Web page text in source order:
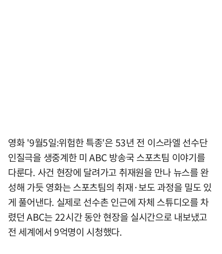
영화 '9월5일:위험한 특종'은 53년 전 이스라엘 선수단
인질극을 생중계한 미 ABC 방송국 스포츠팀 이야기를
다룬다. 사건 현장에 달려가고 취재원을 만나 뉴스를 완
성해 가듯 영화는 스포츠팀의 취재·보도 과정을 밀도 있
게 풀어낸다. 실제로 선수촌 인근에 자체 스튜디오를 차
렸던 ABC는 22시간 동안 현장을 실시간으로 내보냈고
전 세계에서 9억명이 시청했다.